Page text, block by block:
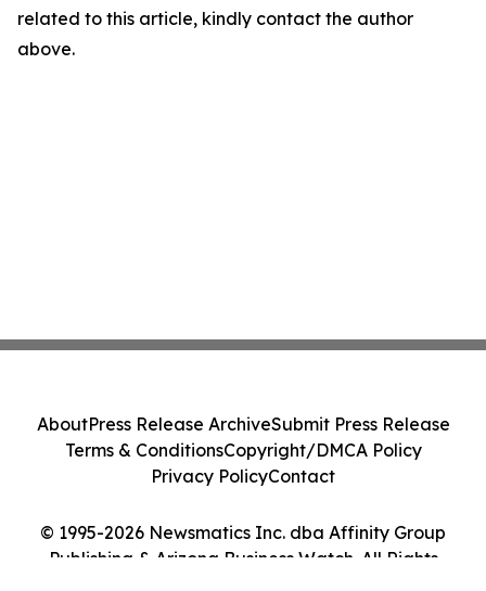
related to this article, kindly contact the author
above.
© 1995-2026 Newsmatics Inc. dba Affinity Group
Publishing & Arizona Business Watch. All Rights
AboutPress Release ArchiveSubmit Press Release
Terms & ConditionsCopyright/DMCA Policy
Privacy PolicyContact